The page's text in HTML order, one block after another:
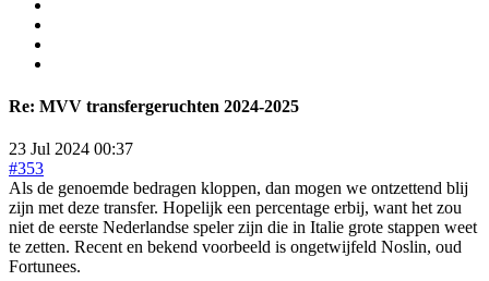
Re: MVV transfergeruchten 2024-2025
23 Jul 2024 00:37
#353
Als de genoemde bedragen kloppen, dan mogen we ontzettend blij
zijn met deze transfer. Hopelijk een percentage erbij, want het zou
niet de eerste Nederlandse speler zijn die in Italie grote stappen weet
te zetten. Recent en bekend voorbeeld is ongetwijfeld Noslin, oud
Fortunees.